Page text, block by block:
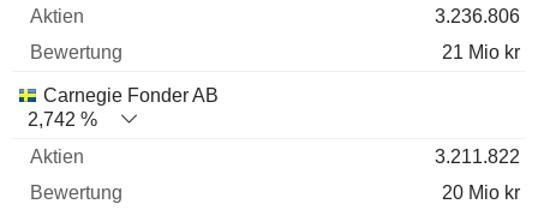
3.236.806
21 Mio kr
Carnegie Fonder AB
2,742 %
3.211.822
20 Mio kr